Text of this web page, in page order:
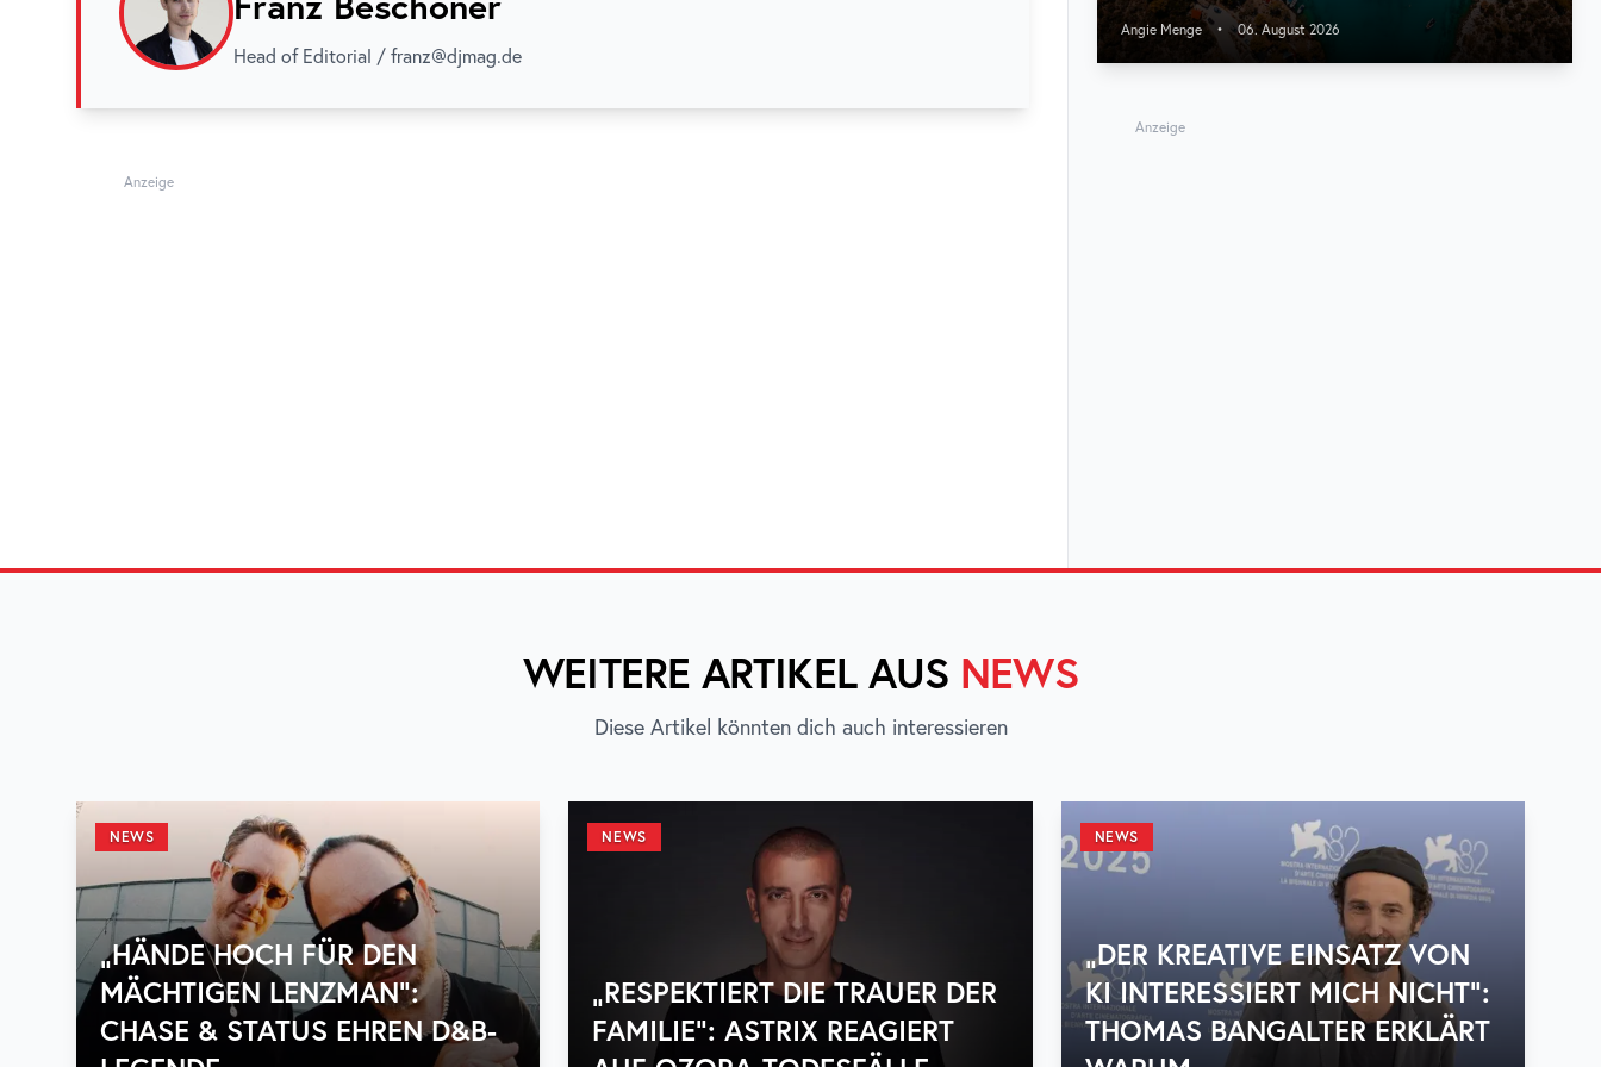
Head of Editorial / franz@djmag.de
Anzeige
Angie Menge • 06. August 2026
Anzeige
WEITERE ARTIKEL AUS NEWS
Diese Artikel könnten dich auch interessieren
NEWS
„HÄNDE HOCH FÜR DEN
MÄCHTIGEN LENZMAN“:
CHASE & STATUS EHREN D&B-
NEWS
„RESPEKTIERT DIE TRAUER DER
FAMILIE“: ASTRIX REAGIERT
NEWS
„DER KREATIVE EINSATZ VON
KI INTERESSIERT MICH NICHT“:
THOMAS BANGALTER ERKLÄRT